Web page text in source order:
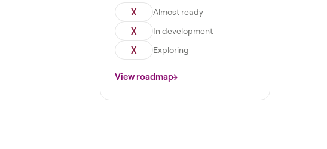
X Almost ready
X In development
X Exploring
View roadmap